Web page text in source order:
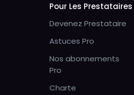
Pour Les Prestataires
Devenez Prestataire
Astuces Pro
Nos abonnements
Pro
Charte